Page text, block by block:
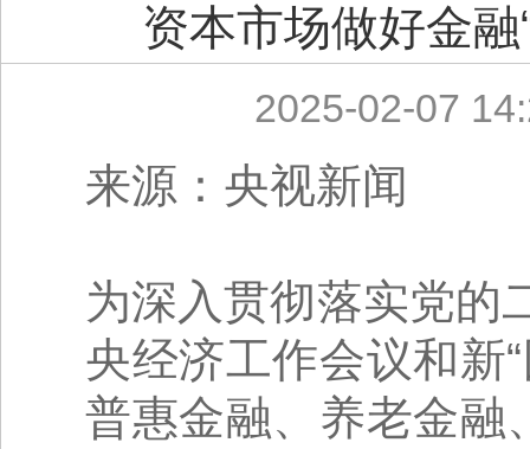
资本市场做好金
2025-02-07
来源：央视新闻
为深入贯彻落实党的
央经济工作会议和新
普惠金融、养老金融